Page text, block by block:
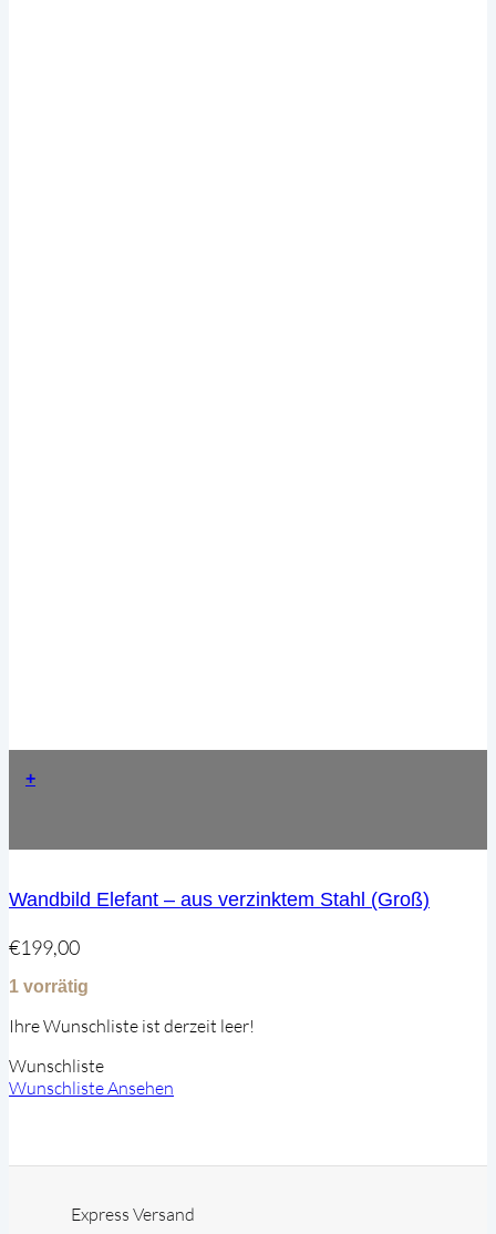
+
Wandbild Elefant – aus verzinktem Stahl (Groß)
€199,00
1 vorrätig
Ihre Wunschliste ist derzeit leer!
Wunschliste
Wunschliste Ansehen
Express Versand